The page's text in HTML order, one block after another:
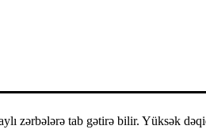
zərbələrə tab gətirə bilir. Yüksək